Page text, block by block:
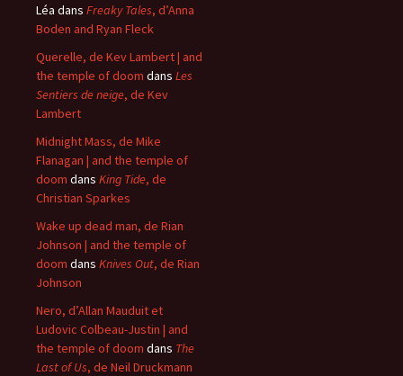
Léa dans Freaky Tales, d’Anna
Boden and Ryan Fleck
Querelle, de Kev Lambert | and
the temple of doom dans Les
Sentiers de neige, de Kev
Lambert
Midnight Mass, de Mike
Flanagan | and the temple of
doom dans King Tide, de
Christian Sparkes
Wake up dead man, de Rian
Johnson | and the temple of
doom dans Knives Out, de Rian
Johnson
Nero, d’Allan Mauduit et
Ludovic Colbeau-Justin | and
the temple of doom dans The
Last of Us, de Neil Druckmann